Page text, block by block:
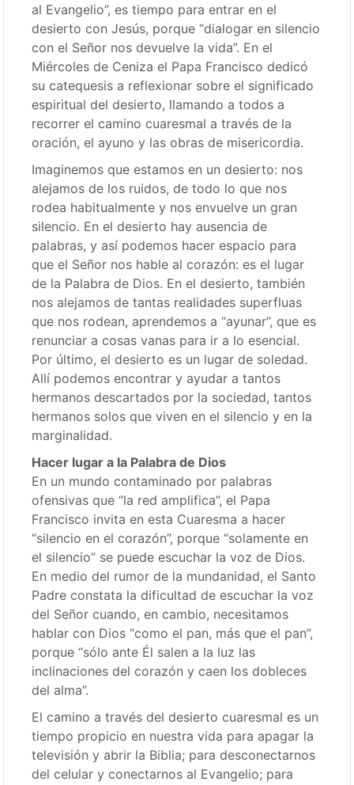
al Evangelio”, es tiempo para entrar en el
desierto con Jesús, porque “dialogar en silencio
con el Señor nos devuelve la vida”. En el
Miércoles de Ceniza el Papa Francisco dedicó
su catequesis a reflexionar sobre el significado
espiritual del desierto, llamando a todos a
recorrer el camino cuaresmal a través de la
oración, el ayuno y las obras de misericordia.
Imaginemos que estamos en un desierto: nos
alejamos de los ruidos, de todo lo que nos
rodea habitualmente y nos envuelve un gran
silencio. En el desierto hay ausencia de
palabras, y así podemos hacer espacio para
que el Señor nos hable al corazón: es el lugar
de la Palabra de Dios. En el desierto, también
nos alejamos de tantas realidades superfluas
que nos rodean, aprendemos a “ayunar”, que es
renunciar a cosas vanas para ir a lo esencial.
Por último, el desierto es un lugar de soledad.
Allí podemos encontrar y ayudar a tantos
hermanos descartados por la sociedad, tantos
hermanos solos que viven en el silencio y en la
marginalidad.
Hacer lugar a la Palabra de Dios
En un mundo contaminado por palabras
ofensivas que “la red amplifica”, el Papa
Francisco invita en esta Cuaresma a hacer
“silencio en el corazón”, porque “solamente en
el silencio” se puede escuchar la voz de Dios.
En medio del rumor de la mundanidad, el Santo
Padre constata la dificultad de escuchar la voz
del Señor cuando, en cambio, necesitamos
hablar con Dios “como el pan, más que el pan”,
porque “sólo ante Él salen a la luz las
inclinaciones del corazón y caen los dobleces
del alma”.
El camino a través del desierto cuaresmal es un
tiempo propicio en nuestra vida para apagar la
televisión y abrir la Biblia; para desconectarnos
del celular y conectarnos al Evangelio; para